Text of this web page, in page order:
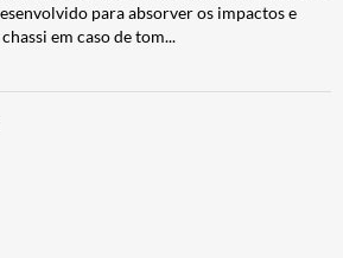
para absorver os impactos e
em caso de tom...